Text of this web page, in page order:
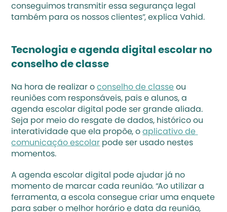
conseguimos transmitir essa segurança legal
também para os nossos clientes”, explica Vahid.
Tecnologia e agenda digital escolar no
conselho de classe
Na hora de realizar o conselho de classe ou
reuniões com responsáveis, pais e alunos, a
agenda escolar digital pode ser grande aliada.
Seja por meio do resgate de dados, histórico ou
interatividade que ela propõe, o aplicativo de
comunicação escolar pode ser usado nestes
momentos.
A agenda escolar digital pode ajudar já no
momento de marcar cada reunião. “Ao utilizar a
ferramenta, a escola consegue criar uma enquete
para saber o melhor horário e data da reunião,